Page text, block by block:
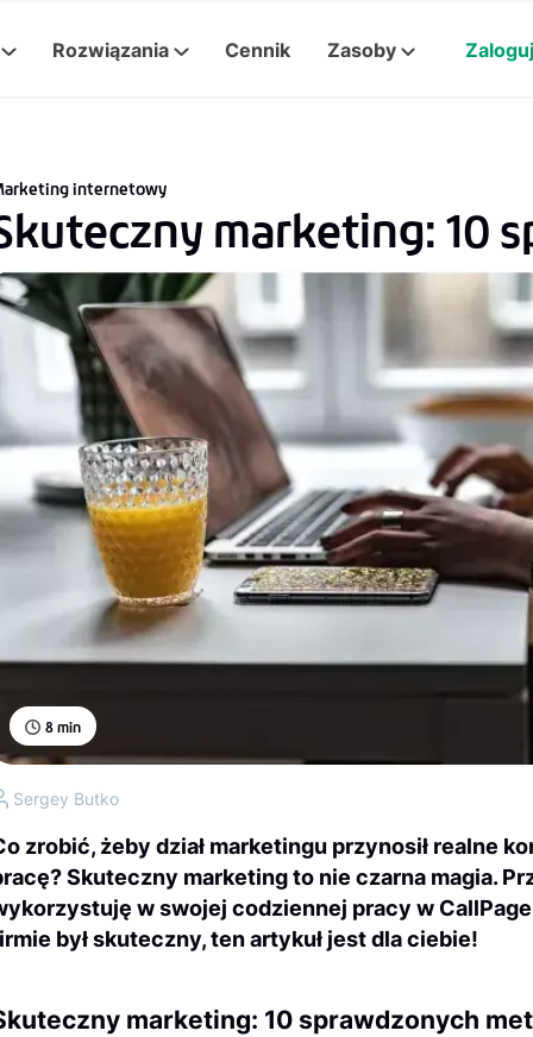
Rozwiązania Cennik Zasoby
8 min
internetowy
marketing: 10
zrobić, żeby dział marketingu przynosił realne
Skuteczny marketing to nie czarna magia.
w swojej codziennej pracy w
był skuteczny, ten artykuł jest dla ciebie!
Sergey Butko
marketing: 10 sprawdzonych